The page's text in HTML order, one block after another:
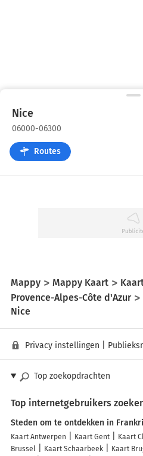
Nice
06000-06300
Routes
Mappy Mappy Kaart
Provence-Alpes-Côte d'Azur
Nice
Privacy instellingen
Top zoekopdrachten
Top internetgebruikers
Steden om te ontdekken in
Kaart Antwerpen Kaart Gent Kaart
Brussel
Kaart Schaarbeek Kaart